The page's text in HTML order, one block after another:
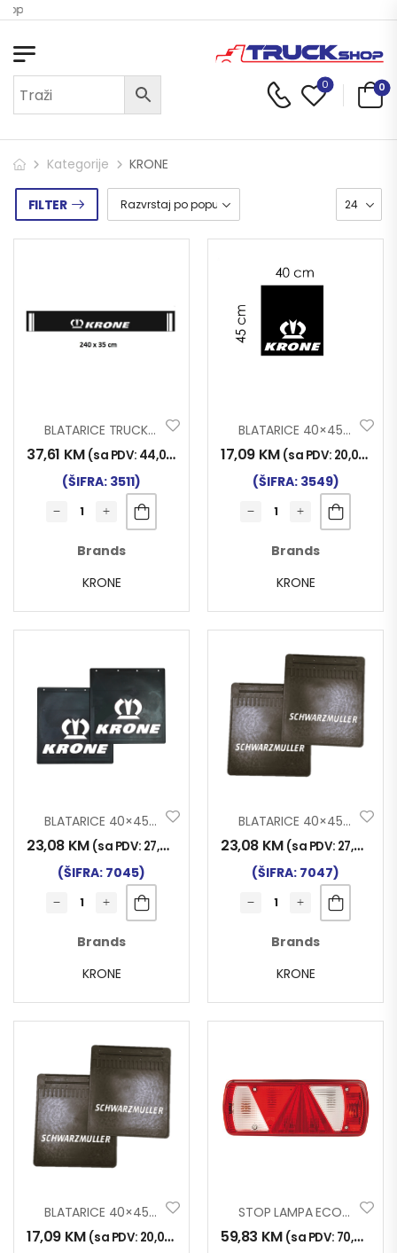
0 0
Kategorije KRONE
FILTER
BLATARICE TRUCK ŠLEPA KRONE
37,61 KM (sa PDV: 44,00
(ŠIFRA: 3511)
Brands
KRONE
BLATARICE 40×45 KRONE
17,09 KM (sa PDV: 20,00
(ŠIFRA: 3549)
Brands
KRONE
BLATARICE 40×45 KRONE 3D
23,08 KM (sa PDV: 27,00
(ŠIFRA: 7045)
Brands
KRONE
BLATARICE 40×45 SCHWARZMÜLLER 3D
23,08 KM (sa PDV: 27,00
(ŠIFRA: 7047)
Brands
KRONE
BLATARICE 40×45 SCHWARZMÜLLER
17,09 KM (sa PDV: 20,00
STOP LAMPA ECOPOINT II LIJEVA
59,83 KM (sa PDV: 70,00